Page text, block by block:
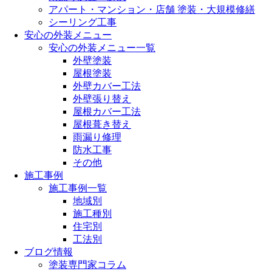
アパート・マンション・店舗 塗装・大規模修繕
シーリング工事
安心の外装メニュー
安心の外装メニュー一覧
外壁塗装
屋根塗装
外壁カバー工法
外壁張り替え
屋根カバー工法
屋根葺き替え
雨漏り修理
防水工事
その他
施工事例
施工事例一覧
地域別
施工種別
住宅別
工法別
ブログ情報
塗装専門家コラム